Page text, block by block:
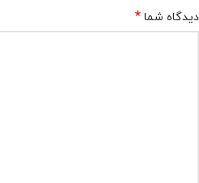
دیدگاه شما *